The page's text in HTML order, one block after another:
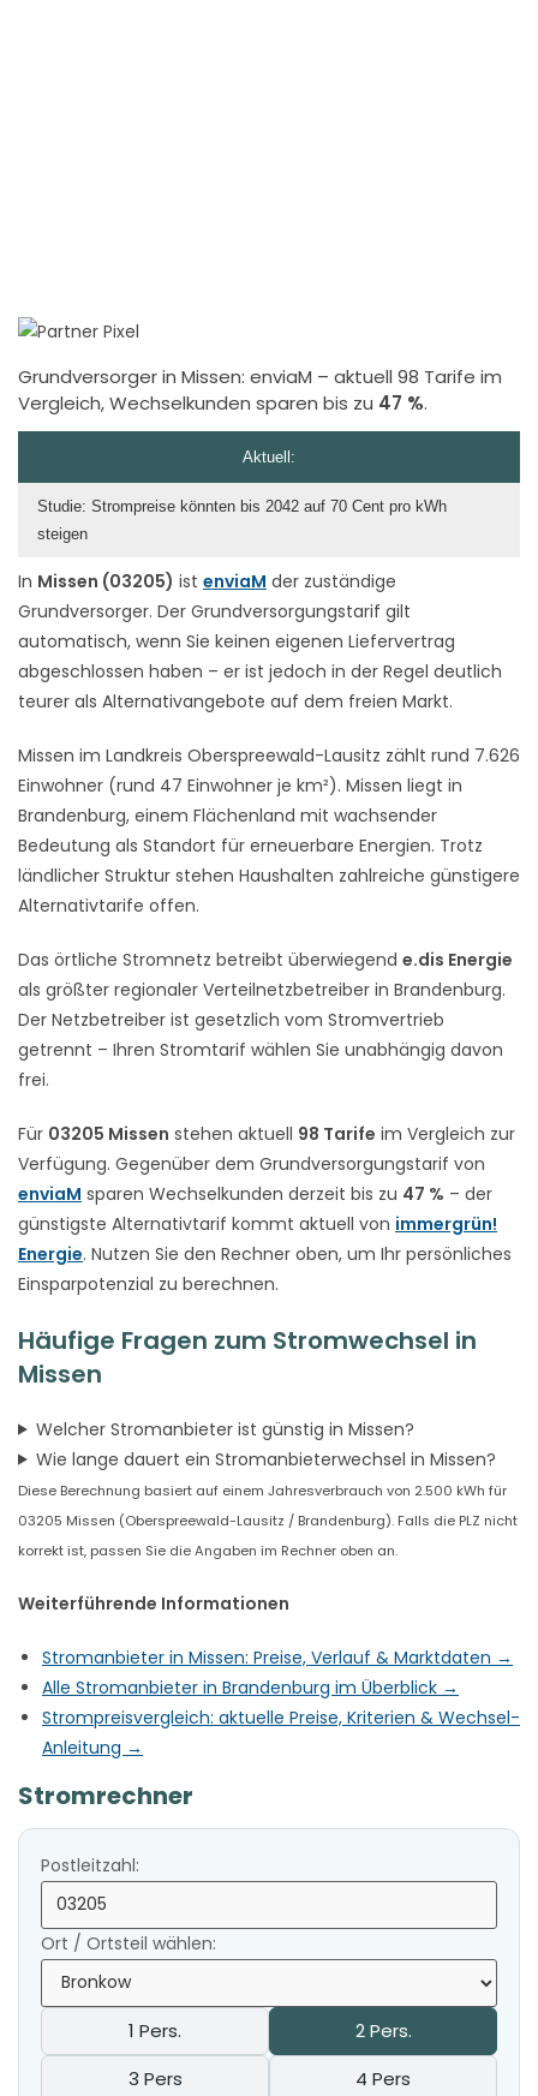
Grundversorger in Missen: enviaM – aktuell 98 Tarife im
Vergleich, Wechselkunden sparen bis zu 47 %.
In Missen (03205) ist enviaM der zuständige
Grundversorger. Der Grundversorgungstarif gilt
automatisch, wenn Sie keinen eigenen Liefervertrag
abgeschlossen haben – er ist jedoch in der Regel deutlich
teurer als Alternativangebote auf dem freien Markt.
Missen im Landkreis Oberspreewald-Lausitz zählt rund 7.626
Einwohner (rund 47 Einwohner je km²). Missen liegt in
Brandenburg, einem Flächenland mit wachsender
Bedeutung als Standort für erneuerbare Energien. Trotz
ländlicher Struktur stehen Haushalten zahlreiche günstigere
Alternativtarife offen.
Das örtliche Stromnetz betreibt überwiegend e.dis Energie
als größter regionaler Verteilnetzbetreiber in Brandenburg.
Der Netzbetreiber ist gesetzlich vom Stromvertrieb
getrennt – Ihren Stromtarif wählen Sie unabhängig davon
frei.
Für 03205 Missen stehen aktuell 98 Tarife im Vergleich zur
Verfügung. Gegenüber dem Grundversorgungstarif von
enviaM sparen Wechselkunden derzeit bis zu 47 % – der
günstigste Alternativtarif kommt aktuell von immergrün!
Energie. Nutzen Sie den Rechner oben, um Ihr persönliches
Einsparpotenzial zu berechnen.
Häufige Fragen zum Stromwechsel in
Missen
Welcher Stromanbieter ist günstig in Missen?
Wie lange dauert ein Stromanbieterwechsel in Missen?
Diese Berechnung basiert auf einem Jahresverbrauch von 2.500 kWh für
03205 Missen (Oberspreewald-Lausitz / Brandenburg). Falls die PLZ nicht
korrekt ist, passen Sie die Angaben im Rechner oben an.
Weiterführende Informationen
Stromanbieter in Missen: Preise, Verlauf & Marktdaten →
Alle Stromanbieter in Brandenburg im Überblick →
Strompreisvergleich: aktuelle Preise, Kriterien & Wechsel-
Anleitung →
Aktuell:
Studie: Strompreise könnten bis 2042 auf 70 Cent pro kWh
steigen
Stromrechner
Postleitzahl:
Ort / Ortsteil wählen:
1 Pers.
2 Pers.
3 Pers
4 Pers